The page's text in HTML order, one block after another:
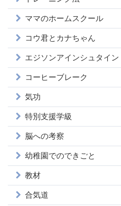
ママのホームスクール
コウ君とカナちゃん
エジソンアインシュタイン
コーヒーブレーク
気功
特別支援学級
脳への考察
幼稚園でのできごと
教材
合気道